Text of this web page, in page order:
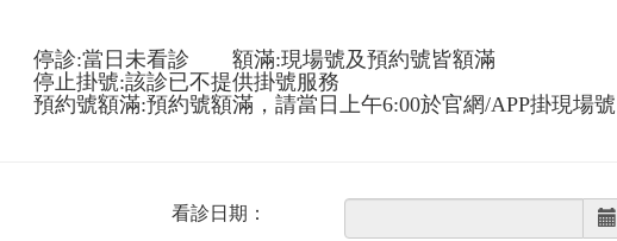
停診:當日未看診 額滿:現場號及預約號皆額滿
停止掛號:該診已不提供掛號服務
預約號額滿:預約號額滿，請當日上午6:00於官網/APP掛現場號
看診日期：